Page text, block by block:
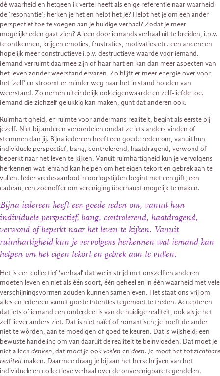
dè waarheid en hetgeen ik vertel heeft als enige referentie naar waarheid
de ‘resonantie’; herken je het en helpt het je? Helpt het je om een ander
perspectief toe te voegen aan je huidige verhaal? Zodat je meer
mogelijkheden gaat zien? Alleen door iemands verhaal uit te breiden, i.p.v.
te ontkennen, krijgen emoties, frustraties, motivaties etc. een andere en
hopelijk meer constructieve i.p.v. destructieve waarde voor iemand.
Iemand verruimt daarmee zijn of haar hart en kan dan meer aspecten van
het leven zonder weerstand ervaren. Zo blijft er meer energie over voor
het ‘zelf’ en stroomt er minder weg naar het in stand houden van
weerstand. Zo nemen uiteindelijk ook eigenwaarde en zelf-liefde toe.
Iemand die zichzelf gelukkig kan maken, gunt dat anderen ook.
Ruimhartigheid, en ruimte voor andermans realiteit, begint als eerste bij
jezelf. Niet bij anderen veroordelen omdat ze iets anders vinden of
stemmen dan jij. Bijna iedereen heeft een goede reden om, vanuit hun
individuele perspectief, bang, controlerend, haatdragend, verwond of
beperkt naar het leven te kijken. Vanuit ruimhartigheid kun je vervolgens
herkennen wat iemand kan helpen om het eigen tekort en gebrek aan te
vullen. Ieder vredesaanbod in oorlogstijden begint met een gift, een
cadeau, een zoenoffer om vereniging überhaupt mogelijk te maken.
Bijna iedereen heeft een goede reden om, vanuit hun
individuele perspectief, bang, controlerend, haatdragend,
verwond of beperkt naar het leven te kijken. Vanuit
ruimhartigheid kun je vervolgens herkennen wat iemand kan
helpen om het eigen tekort en gebrek aan te vullen.
Het is een collectief ‘verhaal’ dat we in strijd met onszelf en anderen
moeten leven en niet als één soort, één geheel en in één waarheid met vele
verschijningsvormen zouden kunnen samenleven. Het staat ons vrij om
alles en iedereen vanuit goede intenties tegemoet te treden. Accepteren
dat iets of iemand een onderdeel is van de huidige realiteit, ook als je het
zelf liever anders ziet. Dat is niet naïef of romantisch; je hoeft de ander
niet te wòrden, aan te moedigen of goed te keuren. Dat is wijsheid; een
bewuste handeling om van daaruit de realiteit te beïnvloeden. Dat moet je
niet alleen denken, dat moet je ookvoelen en doen. Je moet het totzichtbare
realiteit maken. Daarmee draag je bij aan het herschrijven van het
individuele en collectieve verhaal over de onverenigbare tegendelen.